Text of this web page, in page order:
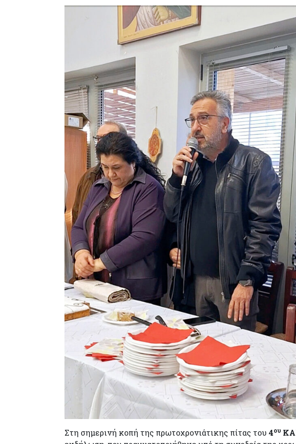
Στη σημερινή κοπή της πρωτοχρονιάτικης πίτας του 4ου